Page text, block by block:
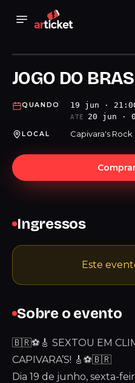
JOGO DO
QUANDO 19 jun ·
ATÉ 20 jun ·
LOCAL Capivara's Rock
Sobre o evento
🇧🇷⚽🎸 SEXTOU EM
CAPIVARA’S! 🎸⚽🇧🇷
Dia 19 de junho, sexta-
Ingressos
Este